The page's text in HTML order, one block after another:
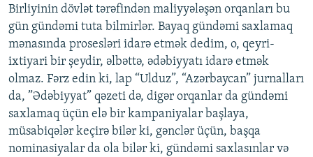
Birliyinin dövlət tərəfindən maliyyələşən orqanları bu
gün gündəmi tuta bilmirlər. Bayaq gündəmi saxlamaq
mənasında prosesləri idarə etmək dedim, o, qeyri-
ixtiyari bir şeydir, əlbəttə, ədəbiyyatı idarə etmək
olmaz. Fərz edin ki, lap “Ulduz”, “Azərbaycan” jurnalları
da, ”Ədəbiyyat” qəzeti də, digər orqanlar da gündəmi
saxlamaq üçün elə bir kampaniyalar başlaya,
müsabiqələr keçirə bilər ki, gənclər üçün, başqa
nominasiyalar da ola bilər ki, gündəmi saxlasınlar və